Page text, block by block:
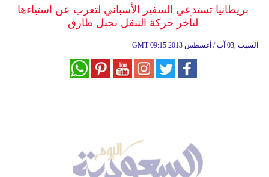
وموسيقى
بريطانيا تستدعي السفير الأسباني لتعرب عن استياءها
لتأخر حركة التنقل بجبل طارق
GMT 09:15 2013 السبت ,03 آب / أغسطس